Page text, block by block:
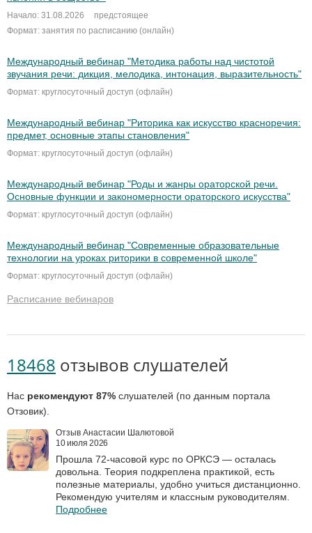
Начало: 31.08.2026
предстоящее
Формат: занятия по расписанию (онлайн)
Международный вебинар "Методика работы над чистотой
звучания речи: дикция, мелодика, интонация, выразительность"
Формат: круглосуточный доступ (офлайн)
Международный вебинар "Риторика как искусство красноречия:
предмет, основные этапы становления"
Формат: круглосуточный доступ (офлайн)
Международный вебинар "Роды и жанры ораторской речи.
Основные функции и закономерности ораторского искусства"
Формат: круглосуточный доступ (офлайн)
Международный вебинар "Современные образовательные
технологии на уроках риторики в современной школе"
Формат: круглосуточный доступ (офлайн)
Расписание вебинаров
18468 отзывов слушателей
Нас рекомендуют 87% слушателей (по данным портала
Отзовик).
Отзыв Анастасии Шалютовой
10 июля 2026
Прошла 72‑часовой курс по ОРКСЭ — осталась
довольна. Теория подкреплена практикой, есть
полезные материалы, удобно учиться дистанционно.
Рекомендую учителям и классным руководителям.
Подробнее